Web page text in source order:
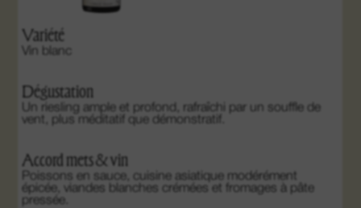
Variété
Vin blanc
Dégustation
Un riesling ample et profond, rafraîchi par un souffle de
vent, plus méditatif que démonstratif.
Accord mets & vin
Poissons en sauce, cuisine asiatique modérément
épicée, viandes blanches crémées et fromages à pâte
pressée.